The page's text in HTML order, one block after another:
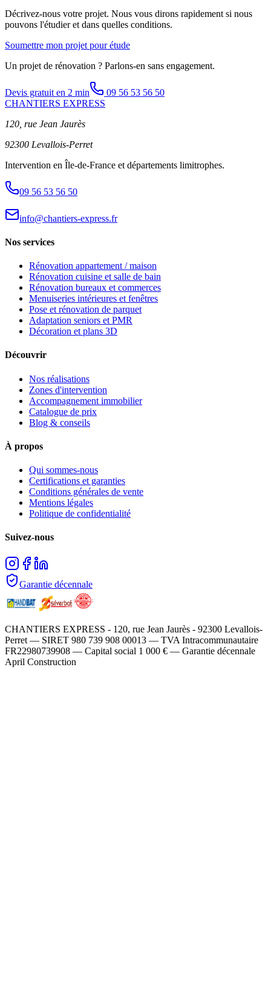
Décrivez-nous votre projet. Nous vous dirons rapidement si nous
pouvons l'étudier et dans quelles conditions.
Soumettre mon projet pour étude
Un projet de rénovation ? Parlons-en sans engagement.
Devis gratuit en 2 min
09 56 53 56 50
CHANTIERS EXPRESS
120, rue Jean Jaurès
92300 Levallois-Perret
Intervention en Île-de-France et départements limitrophes.
09 56 53 56 50
info@chantiers-express.fr
Nos services
Rénovation appartement / maison
Rénovation cuisine et salle de bain
Rénovation bureaux et commerces
Menuiseries intérieures et fenêtres
Pose et rénovation de parquet
Adaptation seniors et PMR
Décoration et plans 3D
Découvrir
Nos réalisations
Zones d'intervention
Accompagnement immobilier
Catalogue de prix
Blog & conseils
À propos
Qui sommes-nous
Certifications et garanties
Conditions générales de vente
Mentions légales
Politique de confidentialité
Suivez-nous
Garantie décennale
CHANTIERS EXPRESS - 120, rue Jean Jaurès - 92300 Levallois-
Perret — SIRET 980 739 908 00013 — TVA Intracommunautaire
FR22980739908 — Capital social 1 000 € — Garantie décennale
April Construction